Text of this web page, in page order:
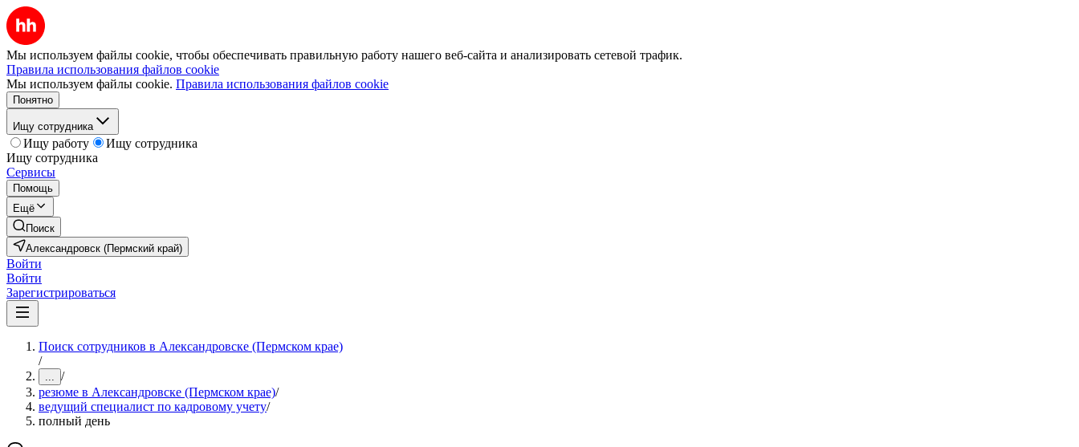
Мы используем файлы cookie, чтобы обеспечивать правильную работу нашего веб-сайта и анализировать сетевой трафик.
Правила использования файлов cookie
Мы используем файлы cookie. Правила использования файлов cookie
Понятно
Ищу сотрудника
Ищу работу
Ищу сотрудника
Ищу сотрудника
Сервисы
Помощь
Ещё
Поиск
Александровск (Пермский край)
Войти
Войти
Зарегистрироваться
Поиск сотрудников в Александровске (Пермском крае)
/
... /
резюме в Александровске (Пермском крае)/
ведущий специалист по кадровому учету/
полный день